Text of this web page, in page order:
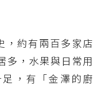
，約有兩百多家店
多，水果與日常用
，有「金澤的廚